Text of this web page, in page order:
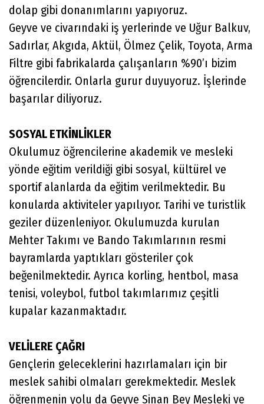
dolap gibi donanımlarını yapıyoruz.
Geyve ve civarındaki iş yerlerinde ve Uğur Balkuv,
Sadırlar, Akgıda, Aktül, Ölmez Çelik, Toyota, Arma
Filtre gibi fabrikalarda çalışanların %90’ı bizim
öğrencilerdir. Onlarla gurur duyuyoruz. İşlerinde
başarılar diliyoruz.
SOSYAL ETKİNLİKLER
Okulumuz öğrencilerine akademik ve mesleki
yönde eğitim verildiği gibi sosyal, kültürel ve
sportif alanlarda da eğitim verilmektedir. Bu
konularda aktiviteler yapılıyor. Tarihi ve turistlik
geziler düzenleniyor. Okulumuzda kurulan
Mehter Takımı ve Bando Takımlarının resmi
bayramlarda yaptıkları gösteriler çok
beğenilmektedir. Ayrıca korling, hentbol, masa
tenisi, voleybol, futbol takımlarımız çeşitli
kupalar kazanmaktadır.
VELİLERE ÇAĞRI
Gençlerin geleceklerini hazırlamaları için bir
meslek sahibi olmaları gerekmektedir. Meslek
öğrenmenin yolu da Geyve Sinan Bey Mesleki ve